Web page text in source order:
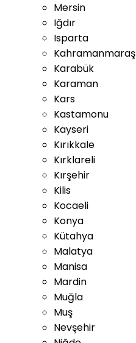
Mersin
Iğdır
Isparta
Kahramanmaraş
Karabük
Karaman
Kars
Kastamonu
Kayseri
Kırıkkale
Kırklareli
Kırşehir
Kilis
Kocaeli
Konya
Kütahya
Malatya
Manisa
Mardin
Muğla
Muş
Nevşehir